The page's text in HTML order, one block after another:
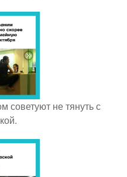
советуют не тянуть с